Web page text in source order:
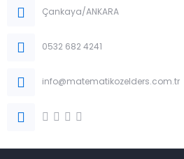
Çankaya/ANKARA
0532 682 4241
info@matematikozelders.com.tr